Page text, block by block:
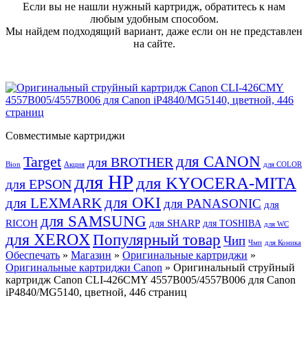
Если вы не нашли нужный картридж, обратитесь к нам
любым удобным способом.
Мы найдем подходящий вариант, даже если он не представлен
на сайте.
Совместимые картриджи
Bion Target Акция для BROTHER для CANON для COLOR
для EPSON для HP для KYOCERA-MITA
для LEXMARK для OKI для PANASONIC для
RICOH для SAMSUNG для SHARP для TOSHIBA для WC
для XEROX Популярный товар Чип Чмп для Коника
Обеспечать » Магазин » Оригинальные картриджи »
Оригинальные картриджи Canon » Оригинальный струйный
картридж Canon CLI-426CMY 4557B005/4557B006 для Canon
iP4840/MG5140, цветной, 446 страниц